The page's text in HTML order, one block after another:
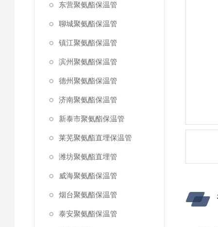
东营聚氨酯保温管
聊城聚氨酯保温管
镇江聚氨酯保温管
滨州聚氨酯保温管
德州聚氨酯保温管
济南聚氨酯保温管
新泰市聚氨酯保温管
莱芜聚氨酯直埋保温管
潍坊聚氨酯直埋管
威海聚氨酯保温管
烟台聚氨酯保温管
泰安聚氨酯保温管